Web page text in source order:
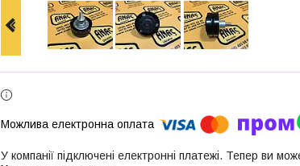
У компанії підключені електронні платежі. Тепер ви